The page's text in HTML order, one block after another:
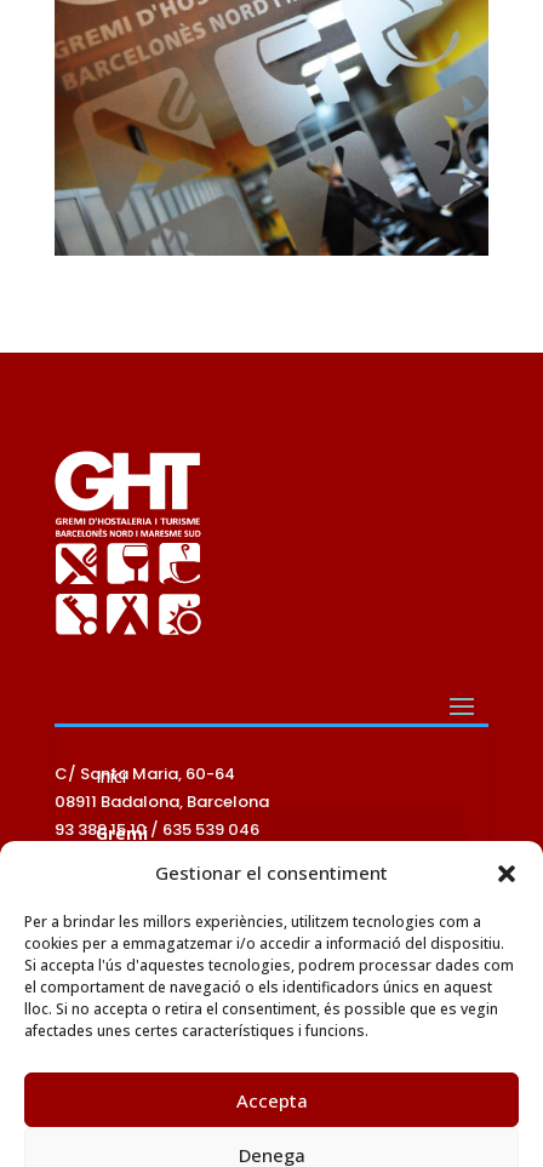
Gestionar el consentiment
Per a brindar les millors experiències, utilitzem tecnologies com a
cookies per a emmagatzemar i/o accedir a informació del dispositiu.
Si accepta l'ús d'aquestes tecnologies, podrem processar dades com
el comportament de navegació o els identificadors únics en aquest
lloc. Si no accepta o retira el consentiment, és possible que es vegin
afectades unes certes característiques i funcions.
Accepta
Denega
Inici
Gremi
Serveis
Escola
C/ Santa Maria, 60-64
08911 Badalona, Barcelona
93 389 15 10 / 635 539 046